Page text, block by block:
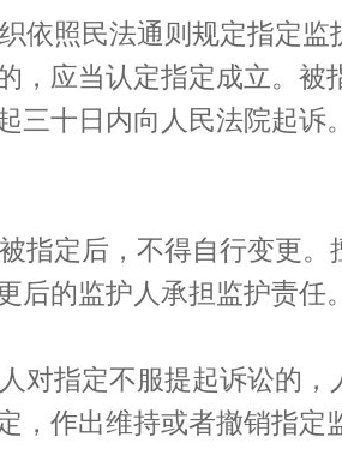
依照民法通则规定指定
，应当认定指定成立。被
三十日内向人民法院起诉
指定后，不得自行变更
后的监护人承担监护责任
对指定不服提起诉讼的
，作出维持或者撤销指定